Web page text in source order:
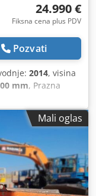
24.990 €
Fiksna cena plus PDV
Pozvati
2014, visina
mm, Prazna
stanje:
3,38 x 1,83 Za
Theißena.
2014
visina
viljuški: 1,80 m
kg Ukupne
m Građevinska
Mali oglas